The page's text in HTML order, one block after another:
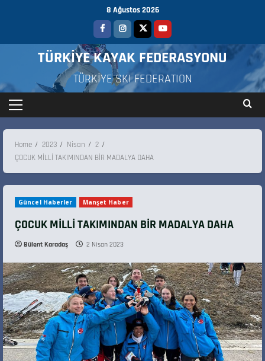
8 Ağustos 2026
TÜRKİYE KAYAK FEDERASYONU
TÜRKİYE SKI FEDERATION
Home 2023 Nisan
2
ÇOCUK MİLLİ TAKIMINDAN BİR MADALYA DAHA
Güncel Haberler Manşet Haber
ÇOCUK MİLLİ TAKIMINDAN BİR MADALYA DAHA
Bülent Karadaş 2 Nisan 2023